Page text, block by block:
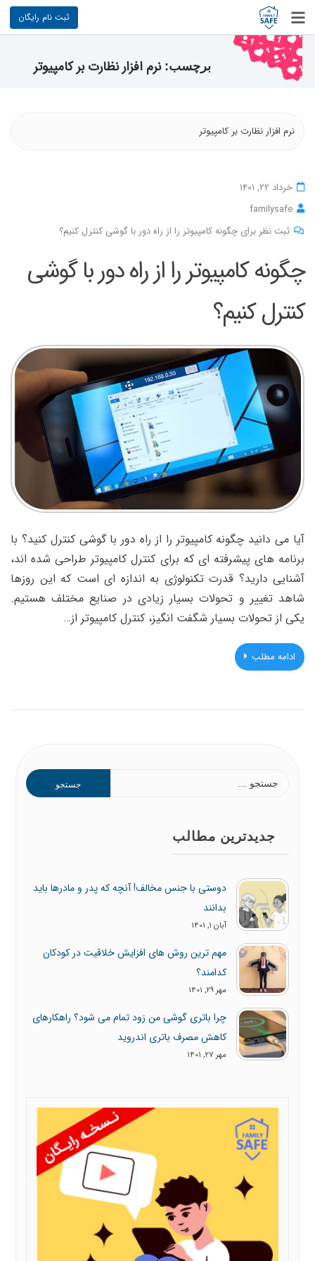
ثبت نام رایگان
برچسب:نرم افزار نظارت بر کامپیوتر
نرم افزار نظارت بر کامپیوتر
خرداد 22, 1401
familysafe
ثبت نظر برای چگونه کامپیوتر را از راه دور با گوشی کنترل کنیم؟
چگونه کامپیوتر را از راه دور با گوشی
کنترل کنیم؟
آیا می دانید چگونه کامپیوتر را از راه دور با گوشی کنترل کنید؟ با
برنامه های پیشرفته ای که برای کنترل کامپیوتر طراحی شده اند،
آشنایی دارید؟ قدرت تکنولوژی به اندازه ای است که این روزها
شاهد تغییر و تحولات بسیار زیادی در صنایع مختلف هستیم.
یکی از تحولات بسیار شگفت انگیز، کنترل کامپیوتر از…
ادامه مطلب
برای:
جدیدترین مطالب
دوستی با جنس مخالف! آنچه که پدر و مادرها باید
بدانند
آبان 1, 1401
مهم ترین روش های افزایش خلاقیت در کودکان
کدامند؟
مهر 29, 1401
چرا باتری گوشی من زود تمام می شود؟ راهکارهای
کاهش مصرف باتری اندروید
مهر 27, 1401